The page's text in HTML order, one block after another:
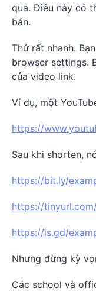
qua. Điều này có
bản.
Thử rất nhanh.
browser settings.
của video link.
Ví dụ, một
https://
Sau khi shorten,
https://bit.ly/
https://
https://is.gd/
Nhưng đừng kỳ
Các school và